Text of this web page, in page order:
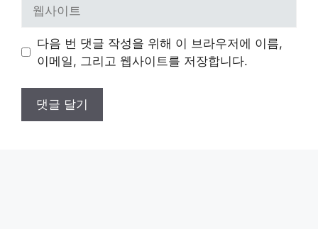
트
다음 번 댓글 작성을 위해 이 브라우저에 이름,
이메일, 그리고 웹사이트를 저장합니다.